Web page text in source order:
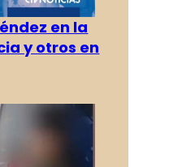
en la
y otros en